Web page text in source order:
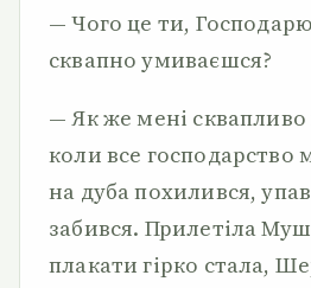
— Чого це ти,
сквапно умиваєшся?
— Як же мені
коли все господарство
на дуба похилився,
забився. Прилетіла
плакати гірко стала,